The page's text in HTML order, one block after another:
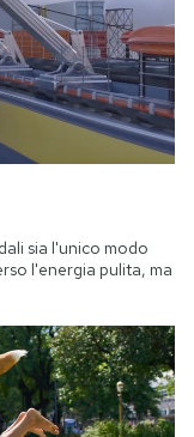
sia l'unico modo
l'energia pulita, ma